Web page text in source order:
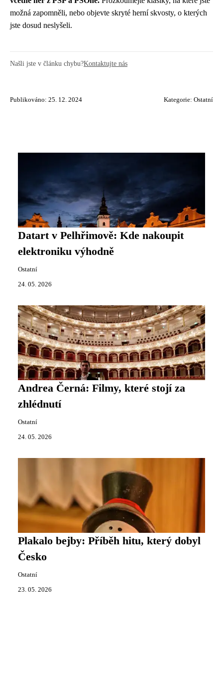
možná zapomněli, nebo objevte skryté herní skvosty, o kterých
jste dosud neslyšeli.
Našli jste v článku chybu?Kontaktujte nás
Publikováno: 25. 12. 2024 Kategorie: Ostatní
Datart v Pelhřimově: Kde nakoupit
elektroniku výhodně
Ostatní
24. 05. 2026
Andrea Černá: Filmy, které stojí za
zhlédnutí
Ostatní
24. 05. 2026
Plakalo bejby: Příběh hitu, který dobyl
Česko
Ostatní
23. 05. 2026